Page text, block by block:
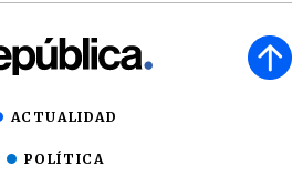
ACTUALIDAD
POLÍTICA